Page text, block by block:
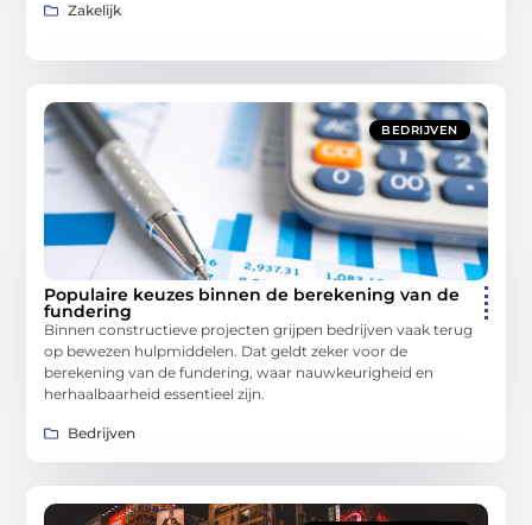
Zakelijk
BEDRIJVEN
Populaire keuzes binnen de berekening van de
fundering
Binnen constructieve projecten grijpen bedrijven vaak terug
op bewezen hulpmiddelen. Dat geldt zeker voor de
berekening van de fundering, waar nauwkeurigheid en
herhaalbaarheid essentieel zijn.
Bedrijven